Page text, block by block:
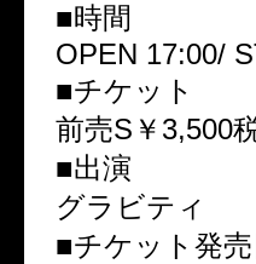
■時間
OPEN 17:00/
■チケット
前売S￥3,500
■出演
グラビティ
■チケット発売